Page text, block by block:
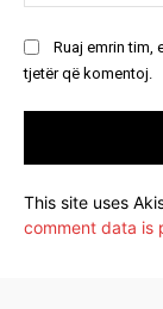
Ruaj emrin tim,
tjetër që komentoj.
This site uses
comment data is